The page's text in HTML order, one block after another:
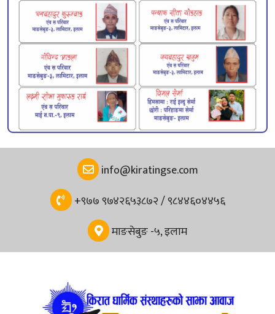
info@kiratingse.com
+९७७ ९७४२६५३८७२ / ९८४४६०४४५६
माङसेबुङ -५, इलाम